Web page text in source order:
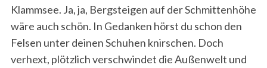
Klammsee. Ja, ja, Bergsteigen auf der Schmittenhöhe
wäre auch schön. In Gedanken hörst du schon den
Felsen unter deinen Schuhen knirschen. Doch
verhext, plötzlich verschwindet die Außenwelt und